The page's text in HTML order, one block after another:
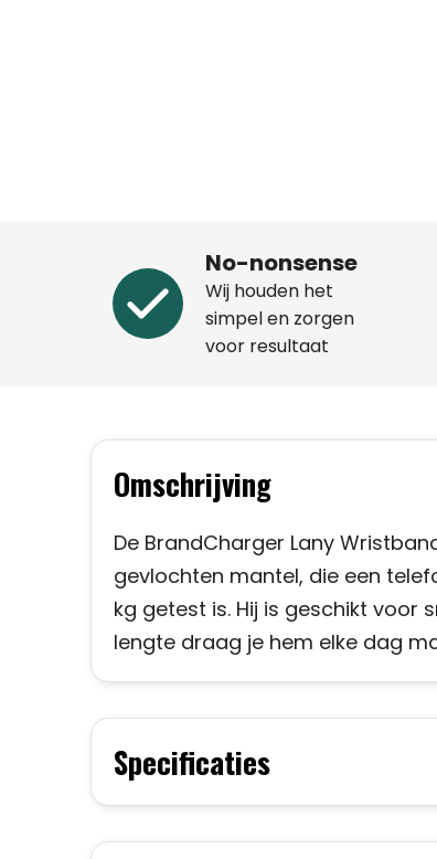
No-nonsense
Wij houden het
simpel en zorgen
voor resultaat
Omschrijving
De BrandCharger Lany
gevlochten mantel, die een
kg getest is. Hij is geschikt
lengte draag je hem elke dag
Specificaties